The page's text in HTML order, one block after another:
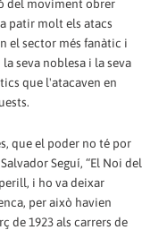
del moviment obrer
patir molt els atacs
el sector més fanàtic i
seva noblesa i la seva
que l'atacaven en
que el poder no té por
Seguí, “El Noi del
i ho va deixar
per això havien
de 1923 als carrers de